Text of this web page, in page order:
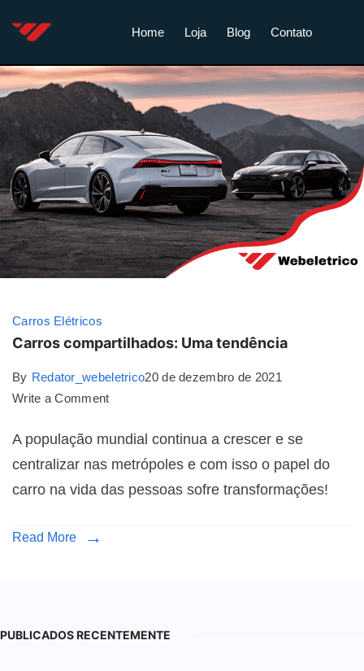
Home Loja Blog Contato
Carros Elétricos
Carros compartilhados: Uma tendência
By Redator_webeletrico20 de dezembro de 2021
Write a Comment
A população mundial continua a crescer e se
centralizar nas metrópoles e com isso o papel do
carro na vida das pessoas sofre transformações!
Read More
PUBLICADOS RECENTEMENTE